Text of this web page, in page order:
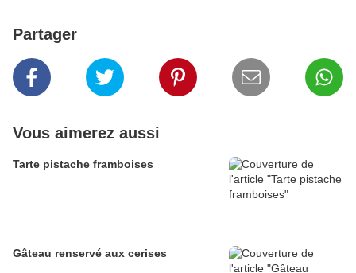
Partager
Vous aimerez aussi
Tarte pistache framboises
Gâteau renservé aux cerises